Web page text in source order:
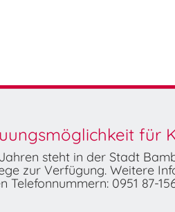
für
steht in der Stadt
zur Verfügung. Weitere
Telefonnummern: 0951 87-